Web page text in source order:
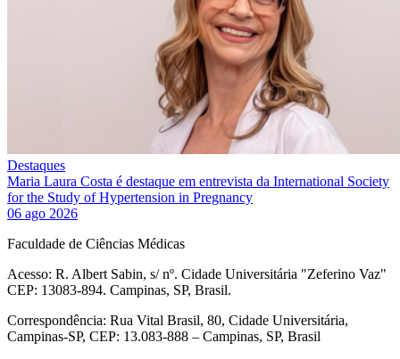
Destaques
Maria Laura Costa é destaque em entrevista da International Society
for the Study of Hypertension in Pregnancy
06 ago 2026
Faculdade de Ciências Médicas
Acesso: R. Albert Sabin, s/ nº. Cidade Universitária "Zeferino Vaz"
CEP: 13083-894. Campinas, SP, Brasil.
Correspondência: Rua Vital Brasil, 80, Cidade Universitária,
Campinas-SP, CEP: 13.083-888 – Campinas, SP, Brasil